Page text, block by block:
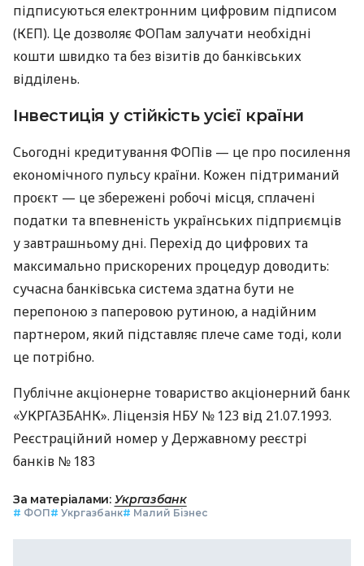
підписуються електронним цифровим підписом
(КЕП). Це дозволяє ФОПам залучати необхідні
кошти швидко та без візитів до банківських
відділень.
Інвестиція у стійкість усієї країни
Сьогодні кредитування ФОПів — це про посилення
економічного пульсу країни. Кожен підтриманий
проєкт — це збережені робочі місця, сплачені
податки та впевненість українських підприємців
у завтрашньому дні. Перехід до цифрових та
максимально прискорених процедур доводить:
сучасна банківська система здатна бути не
перепоною з паперовою рутиною, а надійним
партнером, який підставляє плече саме тоді, коли
це потрібно.
Публічне акціонерне товариство акціонерний банк
«УКРГАЗБАНК». Ліцензія НБУ № 123 від 21.07.1993.
Реєстраційний номер у Державному реєстрі
банків № 183
За матеріалами: Укргазбанк
# ФОП# Укргазбанк# Малий Бізнес